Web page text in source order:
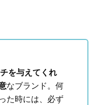
を与えてくれ
なブランド。何
た時には、必ず